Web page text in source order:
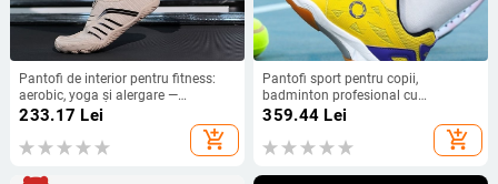
Pantofi de interior pentru fitness:
aerobic, yoga și alergare —
respirabili, antiderapante, rezistenți
233.17 Lei
add_shopping_cart
Pantofi sport pentru copii,
badminton profesional cu
cataramă rotativă, ușori, cu talpă
antiaderantă, pentru antrenament,
pentru ping-pong și tenis
359.44 Lei
add_shopping_cart